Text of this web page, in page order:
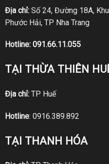
Địa chỉ:Số 24, Đường 18A,
Phước Hải, TP Nha Trang
Hotline: 091.66.11.055
TẠI THỪA THIÊN
Địa chỉ:TP Huế
Hotline: 0916.389.892
TẠI THANH HÓA